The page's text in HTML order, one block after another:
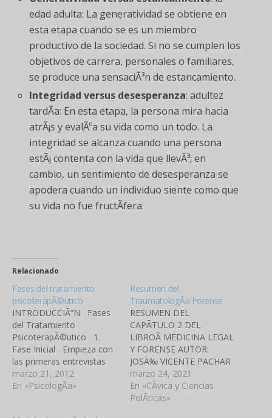
edad adulta: La generatividad se obtiene en
esta etapa cuando se es un miembro
productivo de la sociedad. Si no se cumplen los
objetivos de carrera, personales o familiares,
se produce una sensaciÃ³n de estancamiento.
Integridad versus desesperanza: adultez
tardÃ­a: En esta etapa, la persona mira hacia
atrÃ¡s y evalÃºa su vida como un todo. La
integridad se alcanza cuando una persona
estÃ¡ contenta con la vida que llevÃ³; en
cambio, un sentimiento de desesperanza se
apodera cuando un individuo siente como que
su vida no fue fructÃ­fera.
Relacionado
Fases del tratamiento
psicoterapÃ©utico
INTRODUCCIÃ“N Fases
del Tratamiento
PsicoterapÃ©utico 1.
Fase Inicial Empieza con
las primeras entrevistas
cuando el paciente habla y
el terapeuta escucha. El
marzo 21, 2012
En «PsicologÃ­a»
Resumen del
TraumatologÃ­a Forense
RESUMEN DEL
CAPÃTULO 2 DEL
LIBROÂ MEDICINA LEGAL
Y FORENSE AUTOR:
JOSÃ‰ VICENTE PACHAR
LUCIO TRAUMATOLOGÃA
FORENSE La medicina
forense se encarga de la
marzo 24, 2021
En «CÃ­vica y Ciencias
PolÃ­ticas»